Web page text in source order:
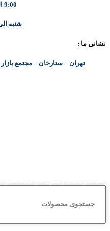
9:00 الی 18:00
شنبه
نشانی ما :
تهران – ستارخان – مجتمع